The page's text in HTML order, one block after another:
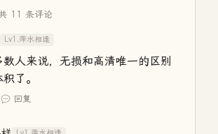
11 条评论
Lv1.萍水相逢
数人来说，无损和高清唯一的区别
了。
回复